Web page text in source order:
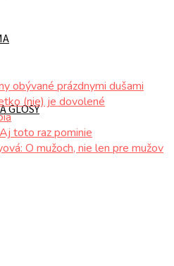
GLOSY
obývané prázdnymi dušami
(nie) je dovolené
toto raz pominie
O mužoch, nie len pre mužov